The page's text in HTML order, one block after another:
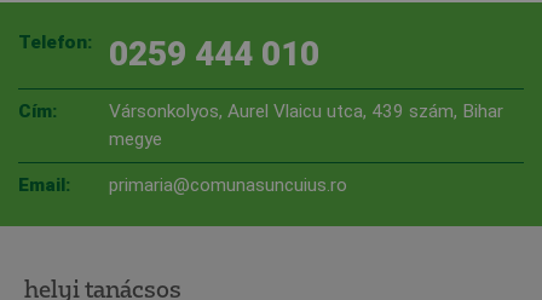
Telefon: 0259 444 010
Cím:
Vársonkolyos, Aurel Vlaicu utca, 439 szám, Bihar
megye
Email: primaria@comunasuncuius.ro
helyi tanácsos